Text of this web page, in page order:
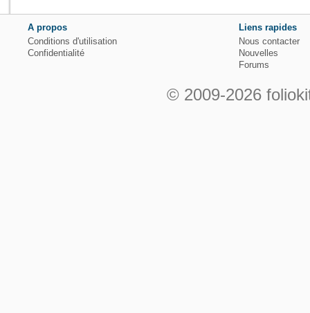
A propos
Conditions d'utilisation
Confidentialité
Liens rapides
Nous contacter
Nouvelles
Forums
© 2009-2026